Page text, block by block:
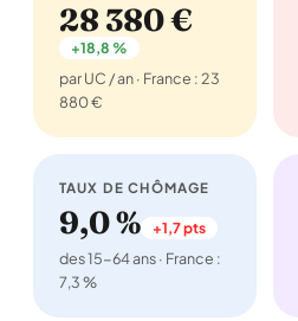
28 380 €
+18,8 %
par UC / an · France : 23
880 €
TAUX DE CHÔMAGE
9,0 % +1,7 pts
des 15-64 ans · France :
7,3 %